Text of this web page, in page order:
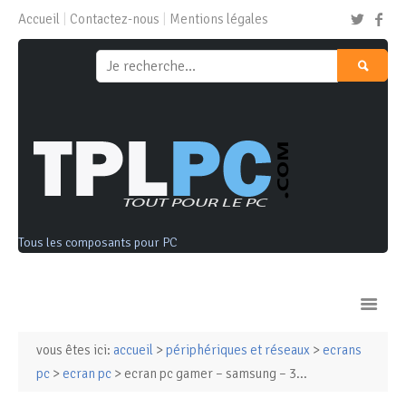
Accueil Contactez-nous Mentions légales
Tous les composants pour PC
Ordinateurs & Tablettes
vous êtes ici: accueil > périphériques et réseaux > ecrans
pc > ecran pc > ecran pc gamer – samsung – 3...